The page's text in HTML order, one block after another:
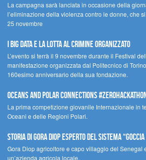
La campagna sarà lanciata in occasione della
l’eliminazione della violenza contro le donne, che
25 novembre
I Big Data e la lotta al crimine organizzato
L’evento si terrà il 9 novembre durante il Festival
manifestazione organizzata dal Politecnico di
160esimo anniversario della sua fondazione.
Oceans and Polar Connections
La prima competizione giovanile Internazionale in
Oceani e delle Regioni Polari.
STORIA DI GORA DIOP ESPERTO DEL SISTEMA
Gora Diop agricoltore e capo villaggio del Senegal
un’azienda agricola locale.